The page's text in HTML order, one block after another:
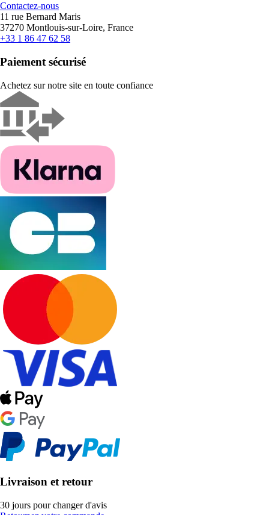
Contactez-nous
11 rue Bernard Maris
37270 Montlouis-sur-Loire, France
+33 1 86 47 62 58
Paiement sécurisé
Achetez sur notre site en toute confiance
Livraison et retour
30 jours pour changer d'avis